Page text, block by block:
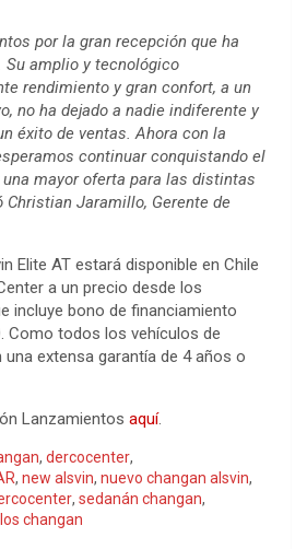
por la gran recepción que ha
amplio y tecnológico
rendimiento y gran confort, a un
no ha dejado a nadie indiferente y
éxito de ventas. Ahora con la
continuar conquistando el
mayor oferta para las distintas
Christian Jaramillo, Gerente de
Elite AT estará disponible en Chile
a un precio desde los
incluye bono de financiamiento
Como todos los vehículos de
una extensa garantía de 4 años o
Lanzamientos aquí.
, dercocenter,
, new alsvin, nuevo changan alsvin,
, sedanán changan,
changan